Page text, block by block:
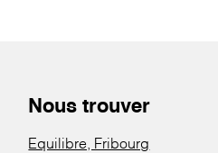
Nous trouver
Equilibre, Fribourg